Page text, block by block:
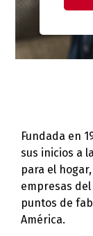
Fundada en
sus inicios a
para el
empresas
puntos de
América.